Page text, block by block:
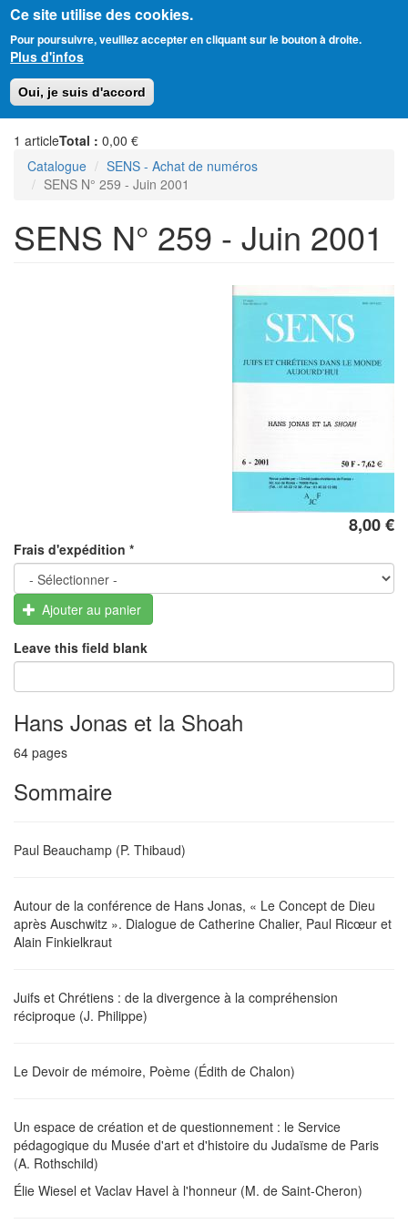
Ce site utilise des cookies.
Pour poursuivre, veuillez accepter en cliquant sur le bouton à droite.
Plus d'infos
Oui, je suis d'accord
au
contenu
principal
Amitié Judéo-Chrétienne de France
1 articleTotal : 0,00 €
Catalogue
SENS - Achat de numéros
SENS N° 259 - Juin 2001
SENS N° 259 - Juin 2001
8,00 €
Frais d'expédition *
Ajouter au panier
Leave this field blank
Hans Jonas et la Shoah
64 pages
Sommaire
Paul Beauchamp (P. Thibaud)
Autour de la conférence de Hans Jonas, « Le Concept de Dieu
après Auschwitz ». Dialogue de Catherine Chalier, Paul Ricœur et
Alain Finkielkraut
Juifs et Chrétiens : de la divergence à la compréhension
réciproque (J. Philippe)
Le Devoir de mémoire, Poème (Édith de Chalon)
Un espace de création et de questionnement : le Service
pédagogique du Musée d'art et d'histoire du Judaïsme de Paris
(A. Rothschild)
Élie Wiesel et Vaclav Havel à l'honneur (M. de Saint-Cheron)